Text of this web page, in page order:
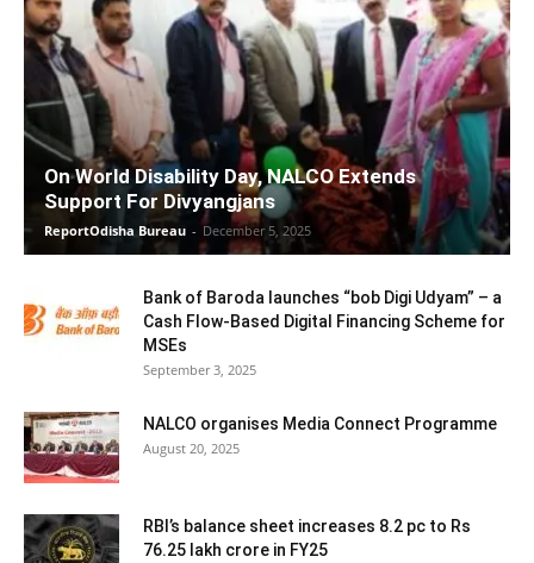
On World Disability Day, NALCO Extends
Support For Divyangjans
ReportOdisha Bureau - December 5, 2025
Bank of Baroda launches “bob Digi Udyam” – a
Cash Flow-Based Digital Financing Scheme for
MSEs
September 3, 2025
NALCO organises Media Connect Programme
August 20, 2025
RBI’s balance sheet increases 8.2 pc to Rs
76.25 lakh crore in FY25